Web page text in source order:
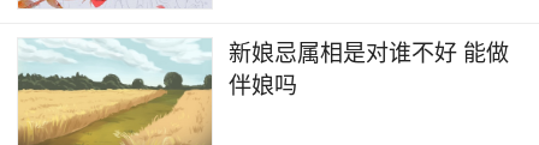
新娘忌属相是对谁不好 能做
伴娘吗